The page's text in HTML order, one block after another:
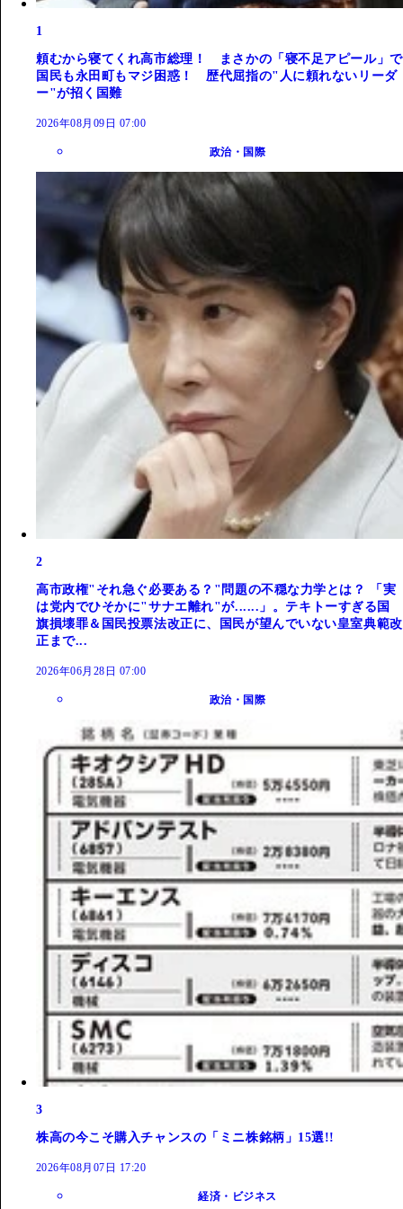
1
頼むから寝てくれ高市総理！ まさかの「寝不足アピール」で
国民も永田町もマジ困惑！ 歴代屈指の"人に頼れないリーダ
ー"が招く国難
2026年08月09日 07:00
政治・国際
2
高市政権"それ急ぐ必要ある？"問題の不穏な力学とは？ 「実
は党内でひそかに"サナエ離れ"が......」。テキトーすぎる国
旗損壊罪＆国民投票法改正に、国民が望んでいない皇室典範改
正まで...
2026年06月28日 07:00
政治・国際
3
株高の今こそ購入チャンスの「ミニ株銘柄」15選!!
2026年08月07日 17:20
経済・ビジネス